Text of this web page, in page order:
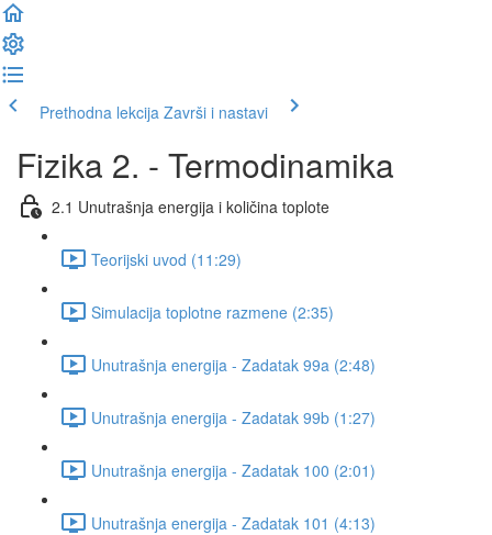
Prethodna lekcija Završi i nastavi
Fizika 2. - Termodinamika
2.1 Unutrašnja energija i količina toplote
Teorijski uvod (11:29)
Simulacija toplotne razmene (2:35)
Unutrašnja energija - Zadatak 99a (2:48)
Unutrašnja energija - Zadatak 99b (1:27)
Unutrašnja energija - Zadatak 100 (2:01)
Unutrašnja energija - Zadatak 101 (4:13)